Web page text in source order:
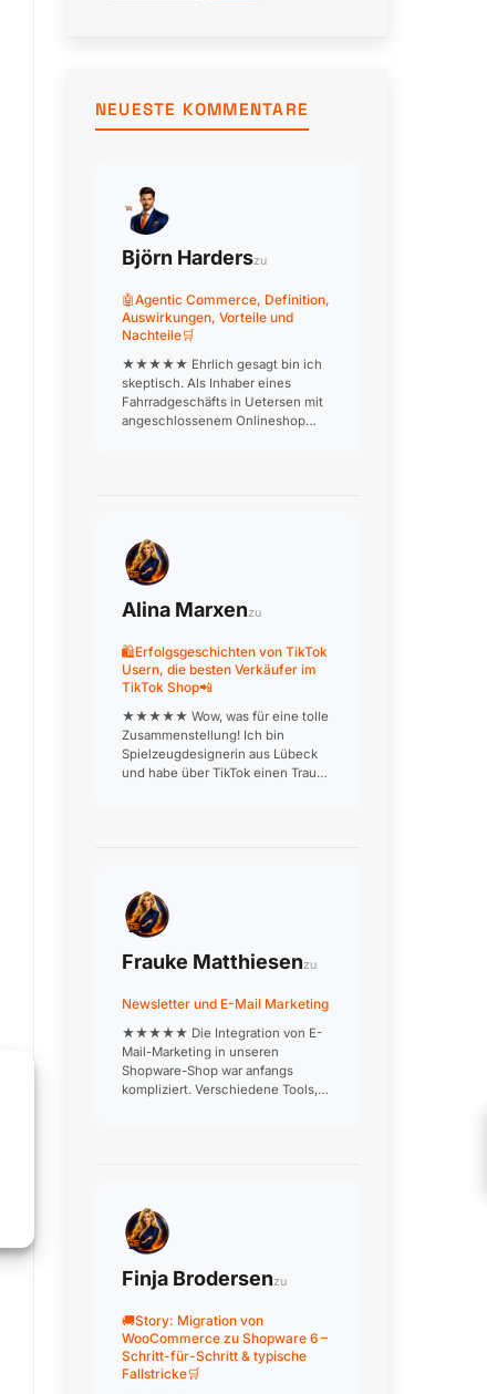
NEUESTE KOMMENTARE
Björn Harderszu
🤖Agentic Commerce, Definition,
Auswirkungen, Vorteile und
Nachteile🛒
★★★★★ Ehrlich gesagt bin ich
skeptisch. Als Inhaber eines
Fahrradgeschäfts in Uetersen mit
angeschlossenem Onlineshop
Alina Marxenzu
🛍️Erfolgsgeschichten von TikTok
Usern, die besten Verkäufer im
TikTok Shop📲
★★★★★ Wow, was für eine tolle
Zusammenstellung! Ich bin
Spielzeugdesignerin aus Lübeck
und habe über TikTok einen Traum
Frauke Matthiesenzu
Newsletter und E-Mail Marketing
★★★★★ Die Integration von E-
Mail-Marketing in unseren
Shopware-Shop war anfangs
kompliziert. Verschiedene Tools,
Finja Brodersenzu
🚚Story: Migration von
WooCommerce zu Shopware 6 –
Schritt-für-Schritt & typische
Fallstricke🛒